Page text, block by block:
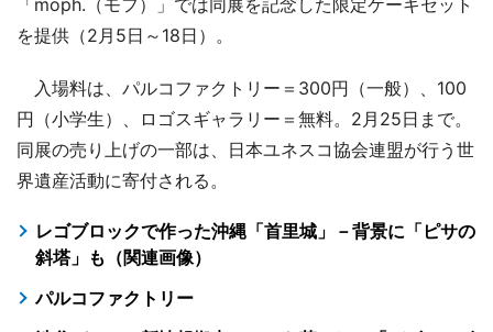
「moph.（モフ）」では同展を記念した限定ケーキセット
を提供（2月5日～18日）。
入場料は、パルコファクトリー＝300円（一般）、100
円（小学生）、ロゴスギャラリー＝無料。2月25日まで。
同展の売り上げの一部は、日本ユネスコ協会連盟が行う世
界遺産活動に寄付される。
レゴブロックで作った沖縄「首里城」－背景に「ピサの
斜塔」も（関連画像）
パルコファクトリー